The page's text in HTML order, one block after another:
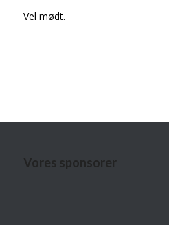
Vel mødt.
Vores sponsorer